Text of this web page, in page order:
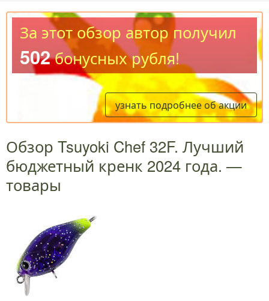
За этот обзор автор получил
502бонусных рубля!
узнать подробнее об акции
Обзор Tsuyoki Chef 32F. Лучший
бюджетный кренк 2024 года. —
товары